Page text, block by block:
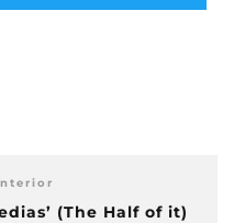
(The Half of it)